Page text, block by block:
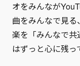
オをみんなが
曲をみんなで見
楽を「みんなで
はずっと心に残っ